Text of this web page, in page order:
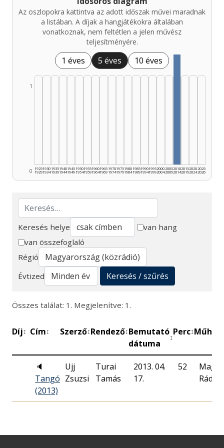
Az oszlopokra kattintva az adott időszak művei maradnak
a listában. A díjak a hangjátékokra általában
vonatkoznak, nem feltétlen a jelen művész
teljesítményére.
1 éves 5 éves 10 éves
0
1
1925
1929
1930
1934
1935
1939
1940
1944
1945
1949
1950
1954
1955
1959
1960
1964
1965
1969
1970
1974
1975
1979
1980
1984
1985
1989
1990
1994
1995
1999
2000
2004
2005
2009
2010
2014
2015
2019
2020
2024
2025
2026
Keresés
Keresés helye
van hang
van összefoglaló
Régió
Évtized
Keresés / szűrés
Összes találat: 1. Megjelenítve: 1.
Díj↕ Cím↕ Szerző↕Rendező↕Bemutató
dátuma
↕
Perc↕Műhely
🔈
Tangó
(2013)
Ujj
Zsuzsi
Turai
Tamás
2013. 04.
17.
52
Rádió